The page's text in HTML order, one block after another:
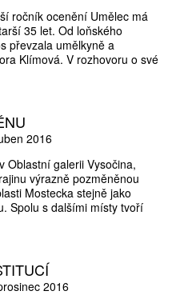
ročník ocenění Umělec má
35 let. Od loňského
převzala umělkyně a
Klímová. V rozhovoru o své
2016
Oblastní galerii Vysočina,
výrazně pozměněnou
Mostecka stejně jako
Spolu s dalšími místy tvoří
2016